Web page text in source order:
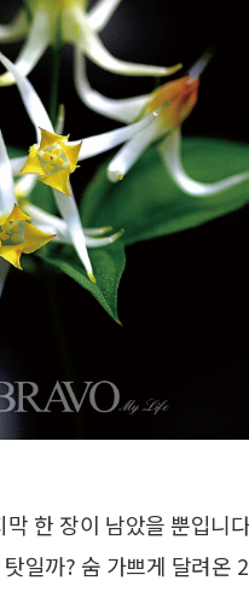
한 장이 남았을 뿐입니
일까? 숨 가쁘게 달려온